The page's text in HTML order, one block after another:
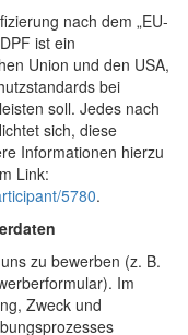
nach dem „EU-
ist ein
Union und den USA,
bei
soll. Jedes nach
sich, diese
Informationen hierzu
Link:
5780.
zu bewerben (z. B.
Im
Zweck und